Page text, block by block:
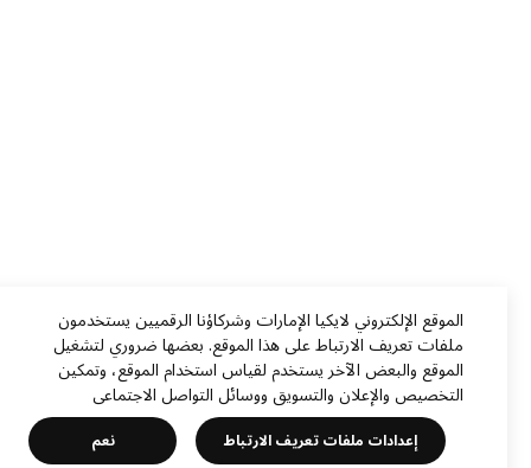
الموقع الإلكتروني لايكيا الإمارات وشركاؤنا الرقميين يستخدمون
ملفات تعريف الارتباط على هذا الموقع. بعضها ضروري لتشغيل
الموقع والبعض الآخر يستخدم لقياس استخدام الموقع، وتمكين
التخصيص والإعلان والتسويق ووسائل التواصل الاجتماعي
إعدادات ملفات تعريف الارتباط نعم